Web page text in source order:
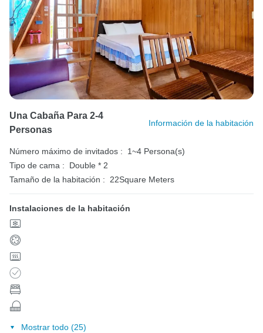
Una Cabaña Para 2-4
Personas
Información de la habitación
Número máximo de invitados :
1~4 Persona(s)
Tipo de cama :
Double * 2
Tamaño de la habitación :
22Square Meters
Instalaciones de la habitación
Mostrar todo (25)